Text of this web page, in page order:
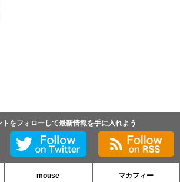
をフォローして最新情報を手に入れよう
mouse マカフィー